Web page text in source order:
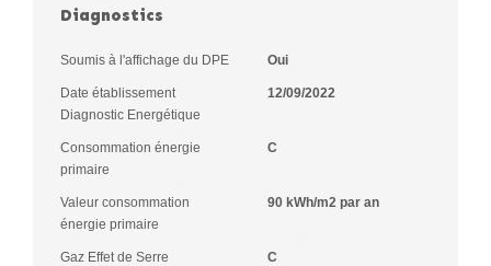
Diagnostics
Soumis à l'affichage du DPE Oui
Date établissement
Diagnostic Energétique
12/09/2022
Consommation énergie
primaire
C
Valeur consommation
énergie primaire
90 kWh/m2 par an
Gaz Effet de Serre C